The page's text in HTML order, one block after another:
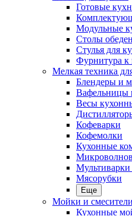
Готовые
Модульные
Столы
Стулья для
Фурнитура
Мелкая техника
Блендеры и
Вафельницы
Весы
Кофеварки
Кофемолки
Кухонные
Мясорубки
Еще
Мойки и
Кухонные